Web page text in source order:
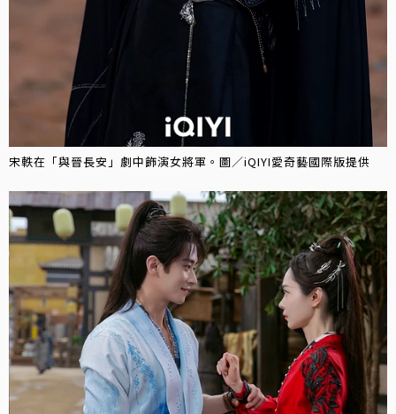
宋軼在「與晉長安」劇中飾演女將軍。圖／iQIYI愛奇藝國際版提供